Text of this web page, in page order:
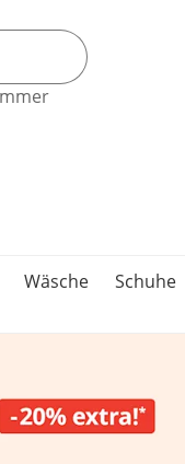
Wäsche Schuhe